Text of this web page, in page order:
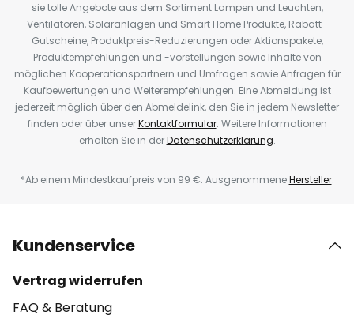
sie tolle Angebote aus dem Sortiment Lampen und Leuchten,
Ventilatoren, Solaranlagen und Smart Home Produkte, Rabatt-
Gutscheine, Produktpreis-Reduzierungen oder Aktionspakete,
Produktempfehlungen und -vorstellungen sowie Inhalte von
möglichen Kooperationspartnern und Umfragen sowie Anfragen für
Kaufbewertungen und Weiterempfehlungen. Eine Abmeldung ist
jederzeit möglich über den Abmeldelink, den Sie in jedem Newsletter
finden oder über unserKontaktformular. Weitere Informationen
erhalten Sie in derDatenschutzerklärung.
*Ab einem Mindestkaufpreis von 99 €. AusgenommeneHersteller.
Kundenservice
Vertrag widerrufen
FAQ & Beratung